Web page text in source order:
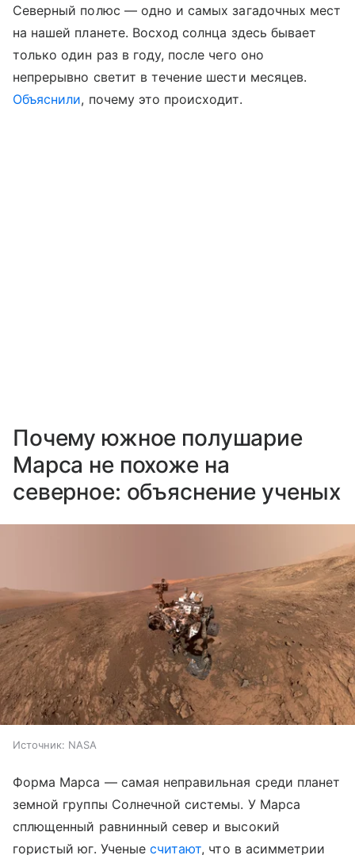
Северный полюс — одно и самых загадочных мест
на нашей планете. Восход солнца здесь бывает
только один раз в году, после чего оно
непрерывно светит в течение шести месяцев.
Объяснили, почему это происходит.
Почему южное полушарие
Марса не похоже на
северное: объяснение ученых
Источник: NASA
Форма Марса — самая неправильная среди планет
земной группы Солнечной системы. У Марса
сплющенный равнинный север и высокий
гористый юг. Ученые считают, что в асимметрии